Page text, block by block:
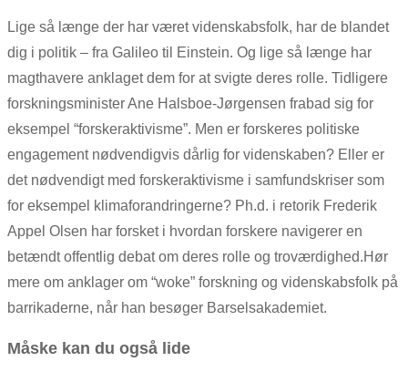
Lige så længe der har været videnskabsfolk, har de blandet
dig i politik – fra Galileo til Einstein. Og lige så længe har
magthavere anklaget dem for at svigte deres rolle. Tidligere
forskningsminister Ane Halsboe-Jørgensen frabad sig for
eksempel “forskeraktivisme”. Men er forskeres politiske
engagement nødvendigvis dårlig for videnskaben? Eller er
det nødvendigt med forskeraktivisme i samfundskriser som
for eksempel klimaforandringerne? Ph.d. i retorik Frederik
Appel Olsen har forsket i hvordan forskere navigerer en
betændt offentlig debat om deres rolle og troværdighed.Hør
mere om anklager om “woke” forskning og videnskabsfolk på
barrikaderne, når han besøger Barselsakademiet.
Måske kan du også lide